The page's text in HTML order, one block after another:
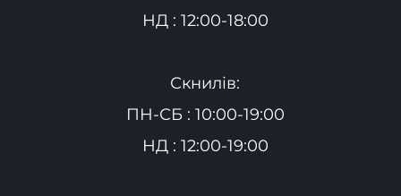
НД : 12:00-18:00
Скнилів:
ПН-СБ : 10:00-19:00
НД : 12:00-19:00